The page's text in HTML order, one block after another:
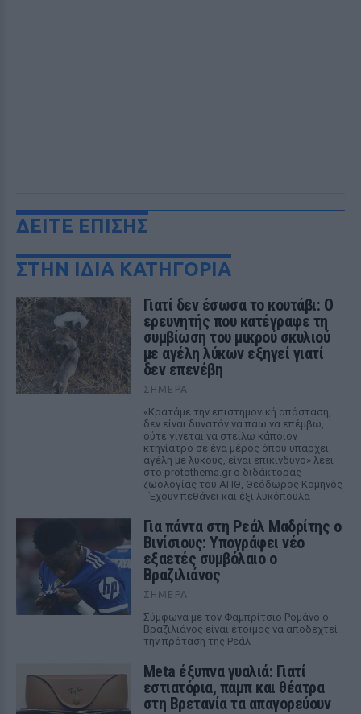
ΔΕΙΤΕ ΕΠΙΣΗΣ
ΣΤΗΝ ΙΔΙΑ ΚΑΤΗΓΟΡΙΑ
Γιατί δεν έσωσα το κουτάβι: Ο
ερευνητής που κατέγραφε τη
συμβίωση του μικρού σκυλιού
με αγέλη λύκων εξηγεί γιατί
δεν επενέβη
ΣΉΜΕΡΑ
«Κρατάμε την επιστημονική απόσταση,
δεν είναι δυνατόν να πάω να επέμβω,
ούτε γίνεται να στείλω κάποιον
κτηνίατρο σε ένα μέρος όπου υπάρχει
αγέλη με λύκους, είναι επικίνδυνο» λέει
στο protothema.gr ο διδάκτορας
ζωολογίας του ΑΠΘ, Θεόδωρος Κομηνός
- Έχουν πεθάνει και έξι λυκόπουλα
Για πάντα στη Ρεάλ Μαδρίτης ο
Βινίσιους: Υπογράφει νέο
εξαετές συμβόλαιο ο
Βραζιλιάνος
ΣΉΜΕΡΑ
Σύμφωνα με τον Φαμπρίτσιο Ρομάνο ο
Βραζιλιάνος είναι έτοιμος να αποδεχτεί
την πρόταση της Ρεάλ
Meta έξυπνα γυαλιά: Γιατί
εστιατόρια, παμπ και θέατρα
στη Βρετανία τα απαγορεύουν